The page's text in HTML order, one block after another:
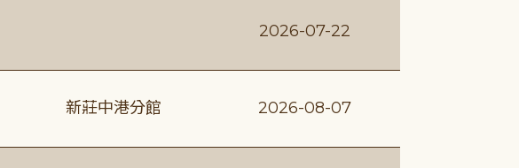
2026-07-22
新莊中港分館 2026-08-07